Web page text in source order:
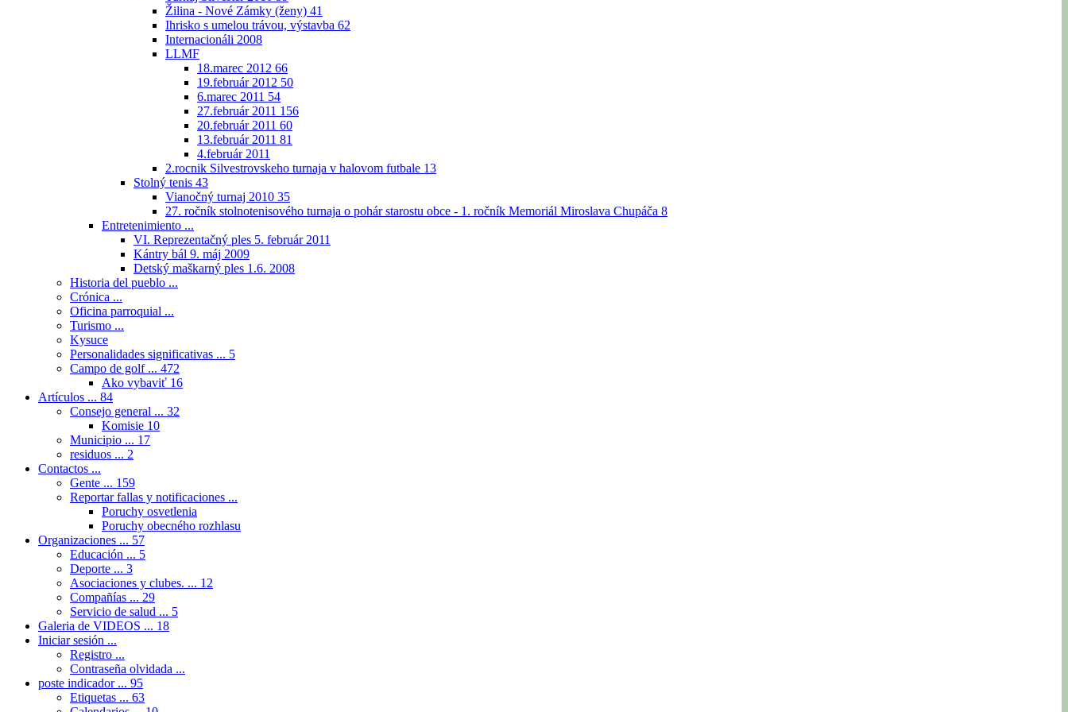
Žilina - Nové Zámky (ženy) 41
Ihrisko s umelou trávou, výstavba 62
Internacionáli 2008
LLMF
18.marec 2012 66
19.február 2012 50
6.marec 2011 54
27.február 2011 156
20.február 2011 60
13.február 2011 81
4.február 2011
2.rocnik Silvestrovskeho turnaja v halovom futbale 13
Stolný tenis 43
Vianočný turnaj 2010 35
27. ročník stolnotenisového turnaja o pohár starostu obce - 1. ročník Memoriál Miroslava Chupáča 8
Entretenimiento ...
VI. Reprezentačný ples 5. február 2011
Kántry bál 9. máj 2009
Detský maškarný ples 1.6. 2008
Historia del pueblo ...
Crónica ...
Oficina parroquial ...
Turismo ...
Kysuce
Personalidades significativas ... 5
Campo de golf ... 472
Ako vybaviť 16
Artículos ... 84
Consejo general ... 32
Komisie 10
Municipio ... 17
residuos ... 2
Contactos ...
Gente ... 159
Reportar fallas y notificaciones ...
Poruchy osvetlenia
Poruchy obecného rozhlasu
Organizaciones ... 57
Educación ... 5
Deporte ... 3
Asociaciones y clubes. ... 12
Compañías ... 29
Servicio de salud ... 5
Galeria de VIDEOS ... 18
Iniciar sesión ...
Registro ...
Contraseña olvidada ...
poste indicador ... 95
Etiquetas ... 63